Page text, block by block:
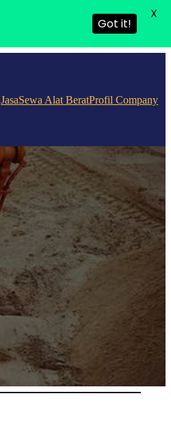
JasaSewa Alat BeratProfil Company
Got it!
X